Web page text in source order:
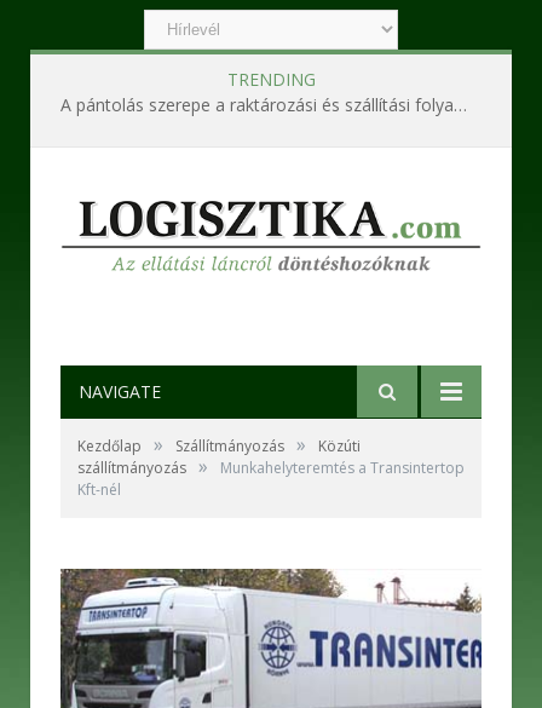
TRENDING
A pántolás szerepe a raktározási és szállítási folyamatokban
NAVIGATE
Kezdőlap » Szállítmányozás »
Közúti
szállítmányozás »
Munkahelyteremtés a Transintertop
Kft-nél